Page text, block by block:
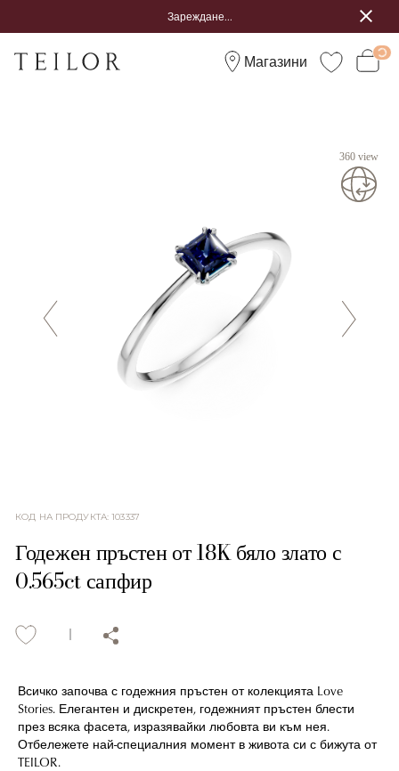
Зареждане...
Магазини
360 view
КОД НА ПРОДУКТА:103337
Годежен пръстен от 18K бяло злато с
0.565ct сапфир
Всичко започва с годежния пръстен от колекцията Love
Stories. Елегантен и дискретен, годежният пръстен блести
през всяка фасета, изразявайки любовта ви към нея.
Отбележете най-специалния момент в живота си с бижута от
TEILOR.